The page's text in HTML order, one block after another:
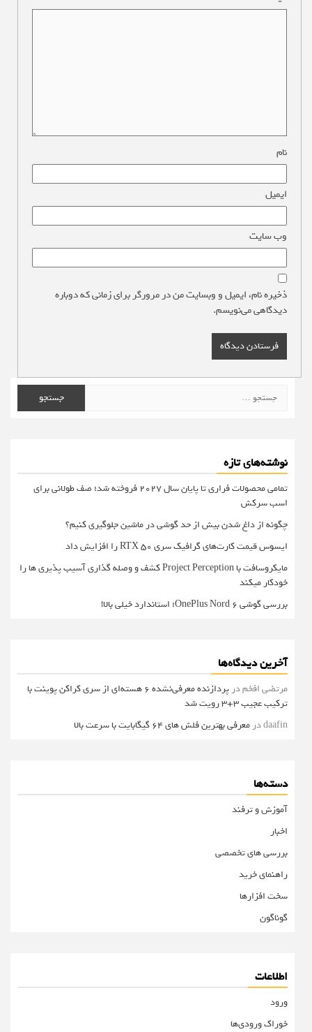
نام
ایمیل
وب‌ سایت
ذخیره نام، ایمیل و وبسایت من در مرورگر برای زمانی که دوباره
دیدگاهی می‌نویسم.
برای:
نوشته‌های تازه
تمامی محصولات فراری تا پایان سال ۲۰۲۷ فروخته شد؛ صف طولانی برای
اسب سرکش
چگونه از داغ شدن بیش از حد گوشی در ماشین جلوگیری کنیم؟
ایسوس قیمت کارت‌های گرافیک سری RTX 50 را افزایش داد
مایکروسافت با Project Perception کشف و وصله گذاری آسیب پذیری ها را
خودکار میکند
بررسی گوشی OnePlus Nord 6؛ استاندارد خیلی بالا!
آخرین دیدگاه‌ها
مرتضی افخمدر
پردازنده معرفی‌نشده 6 هسته‌ای از سری کراکن پوینت با
ترکیب عجیب 3+3 رویت شد
daafinدر معرفی بهترین فلش های 64 گیگابایت با سرعت بالا
دسته‌ها
آموزش و ترفند
اخبار
بررسی های تخصصی
راهنمای خرید
سخت افزارها
گوناگون
اطلاعات
ورود
خوراک ورودی‌ها